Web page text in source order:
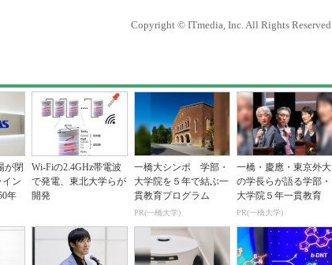
Copyright © ITmedia, Inc. All Rights Reserved.
が閉
イン
年
Wi-Fiの2.4GHz帯電波
で発電、東北大学らが
開発
一橋大シンポ 学部・
大学院を５年で結ぶ一
貫教育プログラム
PR(一橋大学)
一橋・慶應・東京外大
の学長らが語る学部・
大学院５年一貫教育
PR(一橋大学)